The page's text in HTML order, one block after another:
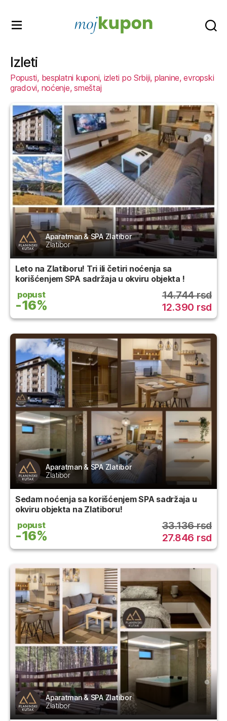
Izleti
Popusti, besplatni kuponi, izleti po Srbiji, planine, evropski
gradovi, noćenje, smeštaj
Aparatman & SPA Zlatibor
Zlatibor
Leto na Zlatiboru! Tri ili četiri noćenja sa
korišćenjem SPA sadržaja u okviru objekta !
popust
-16%
14.744 rsd
12.390 rsd
Aparatman & SPA Zlatibor
Zlatibor
Sedam noćenja sa korišćenjem SPA sadržaja u
okviru objekta na Zlatiboru!
popust
-16%
33.136 rsd
27.846 rsd
Aparatman & SPA Zlatibor
Zlatibor